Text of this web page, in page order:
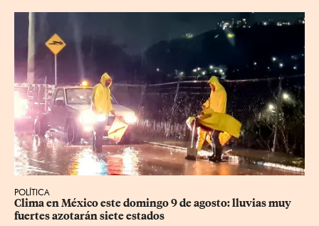
POLÍTICA
Clima en México este domingo 9 de agosto: lluvias muy
fuertes azotarán siete estados